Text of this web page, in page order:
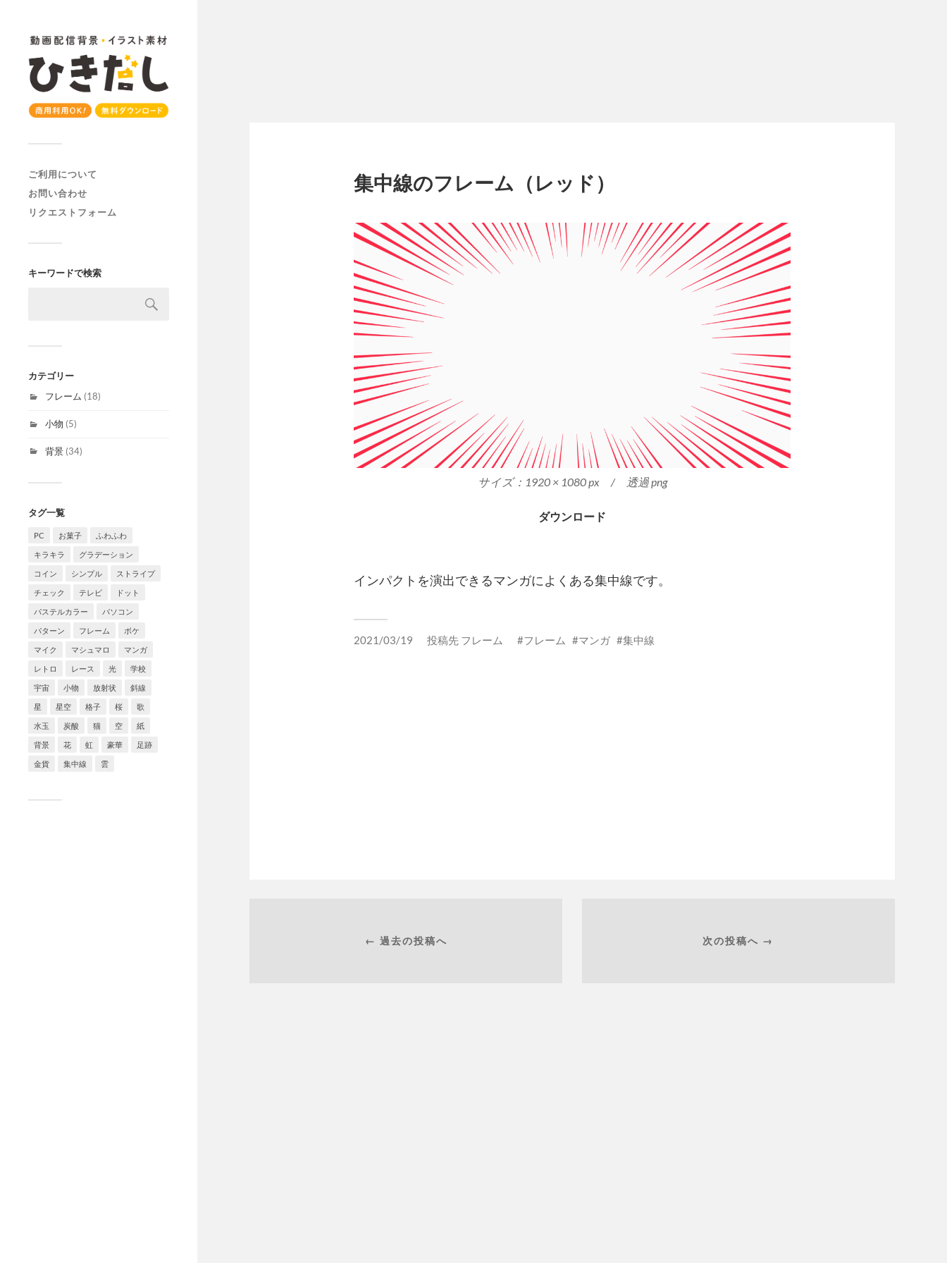
ご利用について
お問い合わせ
リクエストフォーム
キーワードで検索
カテゴリー
フレーム (18)
小物 (5)
背景 (34)
タグ一覧
PC お菓子 ふわふわ
キラキラ グラデーション
コイン シンプル ストライプ
チェック テレビ ドット
パステルカラー パソコン
パターン フレーム ボケ
マイク マシュマロ マンガ
レトロ レース 光 学校
宇宙 小物 放射状 斜線
星 星空 格子 桜 歌
水玉 炭酸 猫 空 紙
背景 花 虹 豪華 足跡
金貨 集中線 雲
集中線のフレーム（レッド）
サイズ：1920 × 1080 px / 透過 png
ダウンロード
インパクトを演出できるマンガによくある集中線です。
2021/03/19 投稿先 フレーム フレーム マンガ 集中線
← 過去の投稿へ 次の投稿へ →